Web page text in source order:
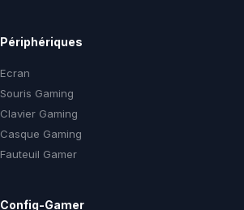
Périphériques
Ecran
Souris Gaming
Clavier Gaming
Casque Gaming
Fauteuil Gamer
Config-Gamer